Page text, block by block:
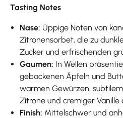
Tasting Notes
Nase: Üppige Noten von
Zitronensorbet, die zu
Zucker und erfrischenden
Gaumen: In Wellen
gebackenen Äpfeln und
warmen Gewürzen,
Zitrone und cremiger Vanille
Finish: Mittelschwer und